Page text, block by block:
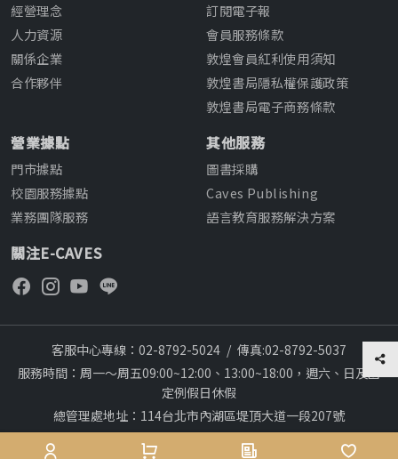
經營理念
人力資源
關係企業
合作夥伴
訂閱電子報
會員服務條款
敦煌會員紅利使用須知
敦煌書局隱私權保護政策
敦煌書局電子商務條款
營業據點
門市據點
校園服務據點
業務團隊服務
其他服務
圖書採購
Caves Publishing
語言教育服務解決方案
關注E-CAVES
客服中心專線：02-8792-5024 / 傳真:02-8792-5037
服務時間：周一～周五09:00~12:00、13:00~18:00，週六、日及國
定例假日休假
總管理處地址：114台北市內湖區堤頂大道一段207號
本網站建議採用chrome瀏覽器,瀏覽更順暢